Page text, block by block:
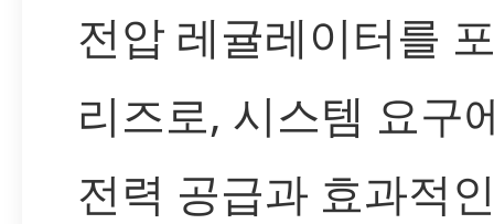
전압 레귤레이터를
리즈로, 시스템 요구
전력 공급과 효과적